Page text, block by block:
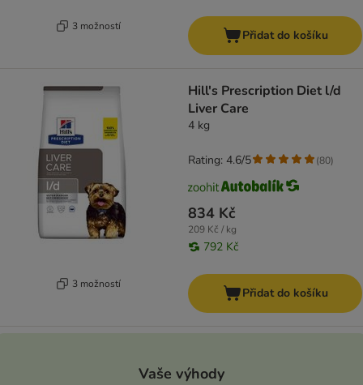
3 možností
Přidat do košíku
3 možností
Hill's Prescription Diet l/d
Liver Care
4 kg
834 Kč
209 Kč / kg
792 Kč
Rating: 4.6/5 (80)
Přidat do košíku
Vaše výhody